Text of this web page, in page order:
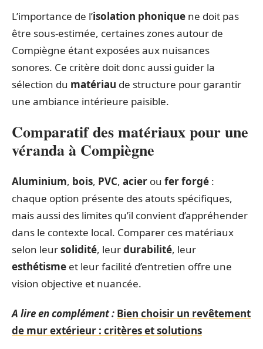
L’importance de l’isolation phonique ne doit pas
être sous-estimée, certaines zones autour de
Compiègne étant exposées aux nuisances
sonores. Ce critère doit donc aussi guider la
sélection du matériau de structure pour garantir
une ambiance intérieure paisible.
Comparatif des matériaux pour une
véranda à Compiègne
Aluminium, bois, PVC, acier ou fer forgé :
chaque option présente des atouts spécifiques,
mais aussi des limites qu’il convient d’appréhender
dans le contexte local. Comparer ces matériaux
selon leursolidité, leurdurabilité, leur
esthétisme et leur facilité d’entretien offre une
vision objective et nuancée.
A lire en complément : Bien choisir un revêtement
de mur extérieur : critères et solutions